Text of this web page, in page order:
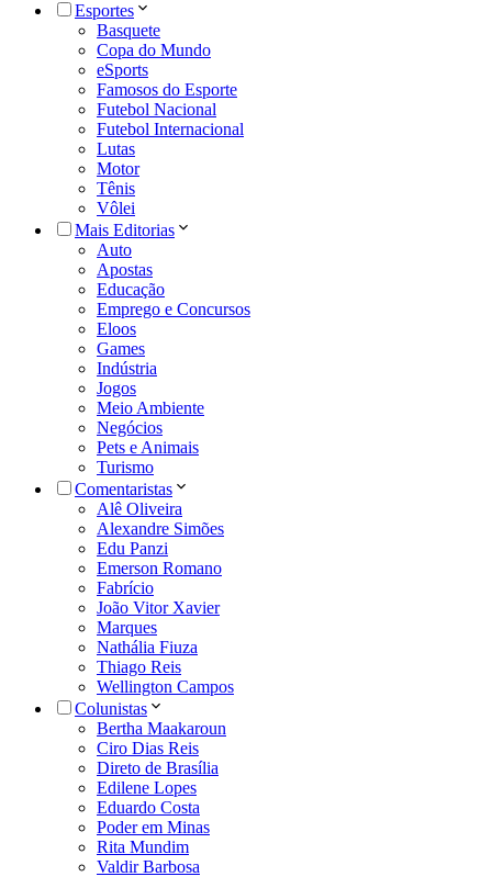
Esportes
Basquete
Copa do Mundo
eSports
Famosos do Esporte
Futebol Nacional
Futebol Internacional
Lutas
Motor
Tênis
Vôlei
Mais Editorias
Auto
Apostas
Educação
Emprego e Concursos
Eloos
Games
Indústria
Jogos
Meio Ambiente
Negócios
Pets e Animais
Turismo
Comentaristas
Alê Oliveira
Alexandre Simões
Edu Panzi
Emerson Romano
Fabrício
João Vitor Xavier
Marques
Nathália Fiuza
Thiago Reis
Wellington Campos
Colunistas
Bertha Maakaroun
Ciro Dias Reis
Direto de Brasília
Edilene Lopes
Eduardo Costa
Poder em Minas
Rita Mundim
Valdir Barbosa